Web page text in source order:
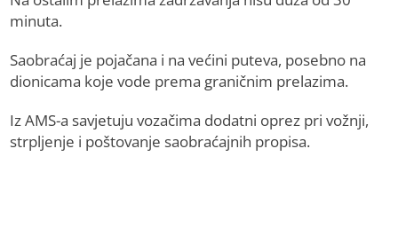
minuta.
Saobraćaj je pojačana i na većini puteva, posebno na
dionicama koje vode prema graničnim prelazima.
Iz AMS-a savjetuju vozačima dodatni oprez pri vožnji,
strpljenje i poštovanje saobraćajnih propisa.